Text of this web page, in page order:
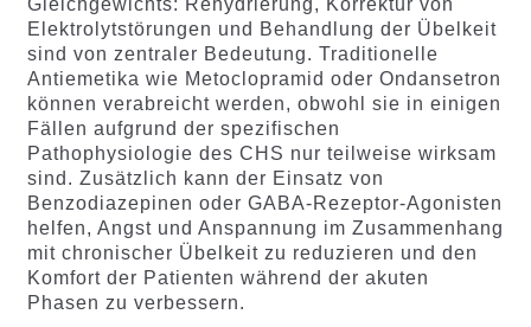
Elektrolytstörungen und Behandlung der Übelkeit
sind von zentraler Bedeutung. Traditionelle
Antiemetika wie Metoclopramid oder Ondansetron
können verabreicht werden, obwohl sie in einigen
Fällen aufgrund der spezifischen
Pathophysiologie des CHS nur teilweise wirksam
sind. Zusätzlich kann der Einsatz von
Benzodiazepinen oder GABA-Rezeptor-Agonisten
helfen, Angst und Anspannung im Zusammenhang
mit chronischer Übelkeit zu reduzieren und den
Komfort der Patienten während der akuten
Phasen zu verbessern.